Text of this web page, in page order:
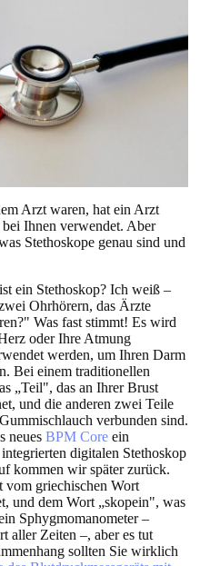
Arzt waren, hat ein Arzt
Ihnen verwendet. Aber
Stethoskope genau sind und
ein Stethoskop? Ich weiß –
Ohrhörern, das Ärzte
Was fast stimmt! Es wird
oder Ihre Atmung
werden, um Ihren Darm
Bei einem traditionellen
„Teil", das an Ihrer Brust
und die anderen zwei Teile
verbunden sind.
neues BPM Core ein
digitalen Stethoskop
kommen wir später zurück.
vom griechischen Wort
und dem Wort „skopein", was
Sphygmomanometer –
aller Zeiten –, aber es tut
sollten Sie wirklich